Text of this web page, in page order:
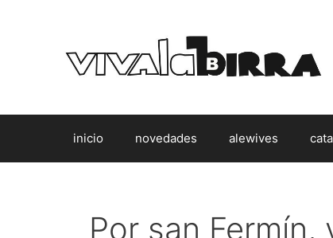
inicio novedades alewives
Por san